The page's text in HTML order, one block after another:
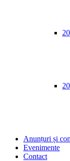
Anunțuri și
Evenimente
Contact